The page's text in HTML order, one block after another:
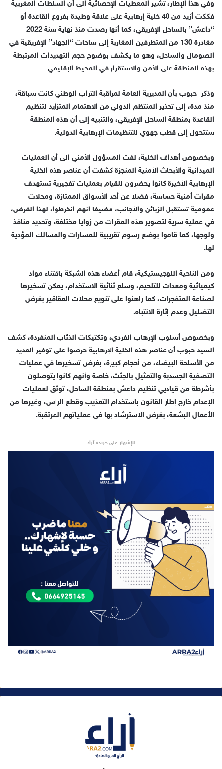
وفي هذا الإطار، تشير المعطيات الإحصائية الى أن السلطات المغربية
فككت أزيد من 40 خلية إرهابية على علاقة وطيدة بفروع القاعدة أو
“داعش” بالساحل الإفريقي، كما أنها رصدت منذ نهاية سنة 2022
مغادرة 130 من المتطرفين المغاربة إلى ساحات “الجهاد” الإفريقية في
الصومال والساحل، وهو ما يكشف بوضوح حجم التهديدات المرتبطة
بهذه المنطقة على الأمن والاستقرار في المحيط الإقليمي.
وذكر حبوب بأن المديرية العامة لمراقبة التراب الوطني كانت سباقة،
منذ مدة، إلى تحذير المنتظم الدولي من الاهتمام المتزايد لتنظيم
القاعدة بمنطقة الساحل الإفريقي، والتنبيه إلى أن هذه المنطقة
ستتحول إلى قطب جهوي للتنظيمات الإرهابية الدولية.
وبخصوص أهداف الخلية، لفت المسؤول الأمني الى أن العمليات
الميدانية والأبحاث الأمنية المنجزة كشفت أن عناصر هذه الخلية
الإرهابية الأخيرة كانوا يحضرون للقيام بعمليات تفجيرية تستهدف
مقرات أمنية حساسة، فضلا عن أحد الأسواق الممتازة، ومحلات
عمومية تستقبل الزبائن والأجانب، مضيفا انهم انخرطوا، لهذا الغرض،
في عملية سرية لتصوير هذه المقرات من زوايا مختلفة، وتحديد منافذ
ولوجها، كما قاموا بوضع رسوم تقريبية للمسارات والمسالك المؤدية
لها.
ومن الناحية اللوجيستيكية، قام أعضاء هذه الشبكة باقتناء مواد
كيميائية ومعدات للتلحيم، وسلع ثنائية الاستخدام، يمكن تسخيرها
لصناعة المتفجرات، كما راهنوا على تنويع محلات العقاقير بغرض
التضليل وعدم إثارة الانتباه.
وبخصوص أسلوب الإرهاب الفردي، وتكتيكات الذئاب المنفردة، كشف
السيد حبوب أن عناصر هذه الخلية الإرهابية حرصوا على توفير العديد
من الأسلحة البيضاء، من أحجام كبيرة، بغرض تسخيرها في عمليات
التصفية الجسدية والتمثيل بالجثث، خاصة وأنهم كانوا يتوصلون
بأشرطة من قياديي تنظيم داعش بمنطقة الساحل، توثق لعمليات
الإعدام خارج إطار القانون باستخدام التعذيب وقطع الرأس، وغيرها من
الأعمال البشعة، بغرض الاسترشاد بها في عملياتهم المرتقبة.
للإشهار على جريدة آراء